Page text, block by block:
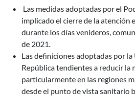
Las medidas adoptadas por el
implicado el cierre de la atención
durante los días venideros,
de 2021.
Las definiciones adoptadas por
República tendientes a reducir la
particularmente en las regiones
desde el punto de vista sanitario